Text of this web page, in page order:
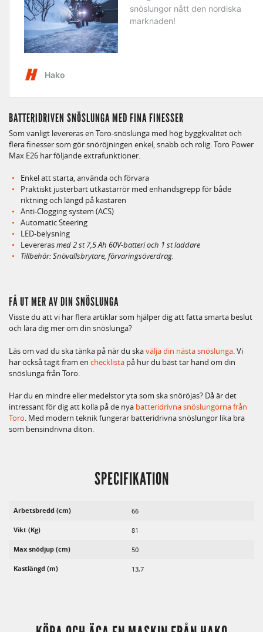
BATTERIDRIVEN SNÖSLUNGA MED FINA FINESSER
Som vanligt levereras en Toro-snöslunga med hög byggkvalitet och
flera finesser som gör snöröjningen enkel, snabb och rolig. Toro Power
Max E26 har följande extrafunktioner.
Enkel att starta, använda och förvara
Praktiskt justerbart utkastarrör med enhandsgrepp för både
riktning och längd på kastaren
Anti-Clogging system (ACS)
Automatic Steering
LED-belysning
Levererasmed 2 st 7,5 Ah 60V-batteri och 1 st laddare
Tillbehör: Snövallsbrytare, förvaringsöverdrag.
FÅ UT MER AV DIN SNÖSLUNGA
Visste du att vi har flera artiklar som hjälper dig att fatta smarta beslut
och lära dig mer om din snöslunga?
Läs om vad du ska tänka på när du skavälja din nästa snöslunga. Vi
har också tagit fram en checklista på hur du bäst tar hand om din
snöslunga från Toro.
Har du en mindre eller medelstor yta som ska snöröjas? Då är det
intressant för dig att kolla på de nya batteridrivna snöslungorna från
Toro. Med modern teknik fungerar batteridrivna snöslungor lika bra
som bensindrivna diton.
SPECIFIKATION
Arbetsbredd (cm) 66
Vikt (Kg) 81
Max snödjup (cm) 50
Kastlängd (m) 13,7